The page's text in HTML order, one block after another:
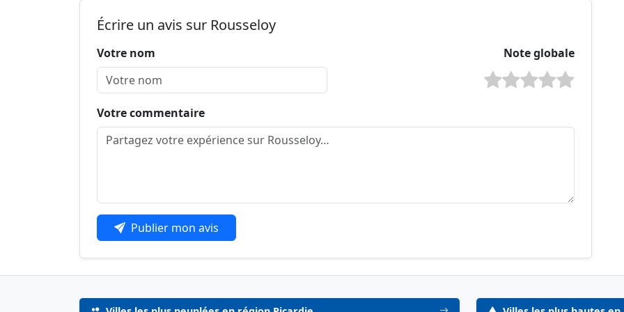
Écrire un avis sur Rousseloy
Votre nom Note globale
Votre commentaire
Publier mon avis